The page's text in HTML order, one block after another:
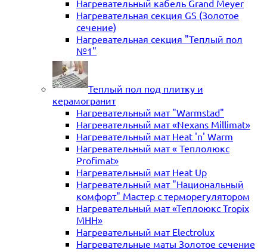
Нагревательный кабель Grand Meyer
Нагревательная секция GS (Золотое
сечение)
Нагревательная секция "Теплый пол
№1"
Теплый пол под плитку и
керамогранит
Нагревательный мат "Warmstad"
Нагревательный мат «Nexans Millimat»
Нагревательный мат Heat 'n' Warm
Нагревательный мат « Теплолюкс
Profimat»
Нагревательный мат Heat Up
Нагревательный мат "Национальный
комфорт" Мастер с терморегулятором
Нагревательный мат «Теплоюкс Tropix
MHH»
Нагревательный мат Electrolux
Нагревательные маты Золотое сечение